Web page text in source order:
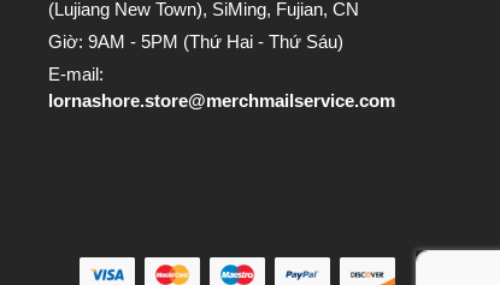
(Lujiang New Town), SiMing, Fujian, CN
Giờ: 9AM - 5PM (Thứ Hai - Thứ Sáu)
E-mail:
lornashore.store@merchmailservice.com